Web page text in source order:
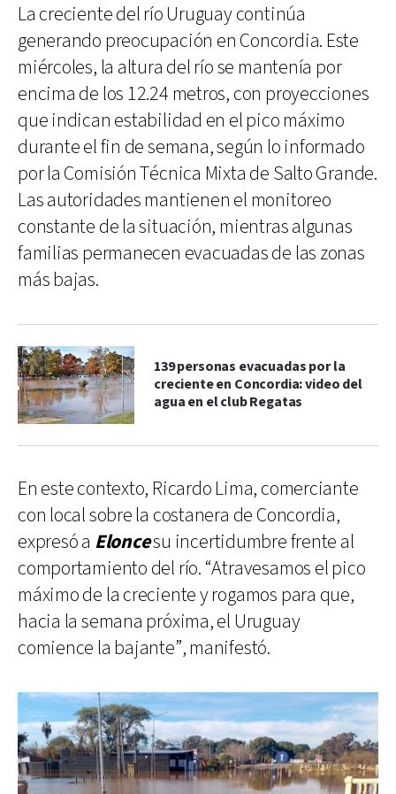
La creciente del río Uruguay continúa
generando preocupación en Concordia. Este
miércoles, la altura del río se mantenía por
encima de los 12.24 metros, con proyecciones
que indican estabilidad en el pico máximo
durante el fin de semana, según lo informado
por la Comisión Técnica Mixta de Salto Grande.
Las autoridades mantienen el monitoreo
constante de la situación, mientras algunas
familias permanecen evacuadas de las zonas
más bajas.
139 personas evacuadas por la
creciente en Concordia: video del
agua en el club Regatas
En este contexto, Ricardo Lima, comerciante
con local sobre la costanera de Concordia,
expresó a Eloncesu incertidumbre frente al
comportamiento del río. “Atravesamos el pico
máximo de la creciente y rogamos para que,
hacia la semana próxima, el Uruguay
comience la bajante”, manifestó.